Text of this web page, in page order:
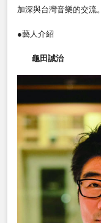
加深與台灣音樂的交流。
●藝人介紹
龜田誠治